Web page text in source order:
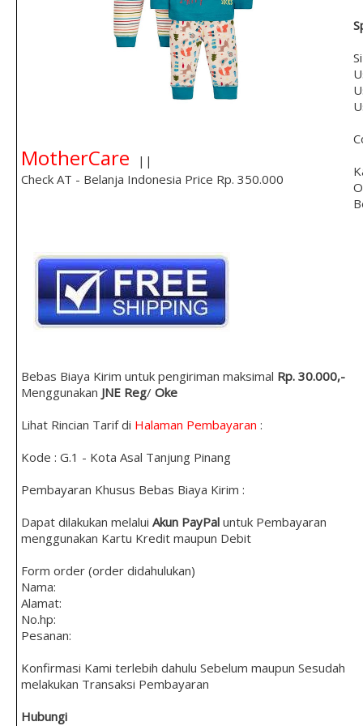
MotherCare
||
Check AT - Belanja Indonesia Price Rp. 350.000
Bebas Biaya Kirim untuk pengiriman maksimal Rp. 30.000,-
Menggunakan JNE Reg/ Oke
Lihat Rincian Tarif di Halaman Pembayaran :
Kode : G.1 - Kota Asal Tanjung Pinang
Pembayaran Khusus Bebas Biaya Kirim :
Dapat dilakukan melalui Akun PayPal untuk Pembayaran
menggunakan Kartu Kredit maupun Debit
Form order (order didahulukan)
Nama:
Alamat:
No.hp:
Pesanan:
Konfirmasi Kami terlebih dahulu Sebelum maupun Sesudah
melakukan Transaksi Pembayaran
Hubungi